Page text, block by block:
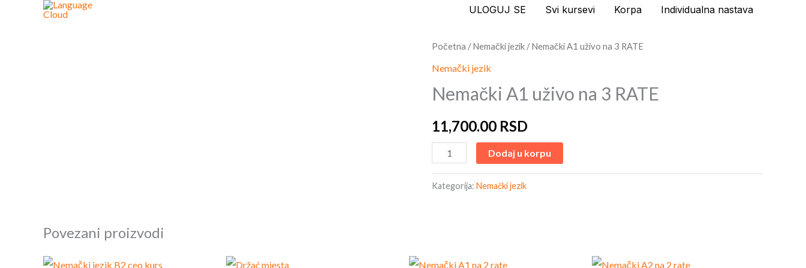
ULOGUJ SE Svi kursevi Korpa Individualna nastava
Početna /Nemački jezik / Nemački A1 uživo na 3 RATE
Nemački jezik
Nemački A1 uživo na 3 RATE
11,700.00 RSD
Nemački
A1
na
RATE
količina
Dodaj u korpu
Kategorija: Nemački jezik
Povezani proizvodi